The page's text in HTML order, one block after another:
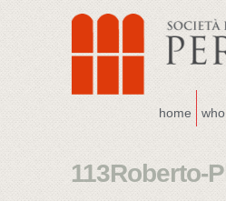
home
113Roberto-